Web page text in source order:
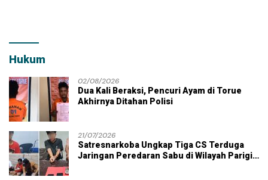
Hukum
02/08/2026
Dua Kali Beraksi, Pencuri Ayam di Torue
Akhirnya Ditahan Polisi
21/07/2026
Satresnarkoba Ungkap Tiga CS Terduga
Jaringan Peredaran Sabu di Wilayah Parigi